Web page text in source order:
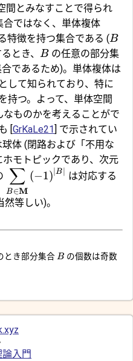
間 とみなすことで得られ
ではなく、 単体複体
特徴を持つ集合である (B
とき、 Bの任意の部分集
であるため)。単体複体は
して知られており、特に
持つ。よって、単体空間
ものかを考えることがで
[GrKaLe21] で示されてい
体 (閉路および「不用な
モトピックであり、次元
B∈M
∑ (−1) ∣B は対応する
等しい)。
とき部分集合B の個数は奇数
入門